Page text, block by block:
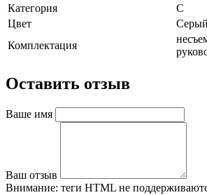
Категория
C
Цвет
Комплектация
Оставить отзыв
Ваше имя
Ваш отзыв
Внимание: теги HTML не